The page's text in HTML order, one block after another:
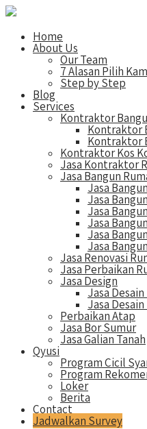
Home
About Us
Our Team
7 Alasan Pilih
Step by Step
Blog
Services
Kontraktor
Kontraktor
Kontraktor
Kontraktor Kos
Jasa Kontraktor
Jasa Bangun
Jasa
Jasa
Jasa
Jasa
Jasa
Jasa
Jasa Renovasi
Jasa Perbaikan
Jasa Design
Jasa
Jasa
Perbaikan Atap
Jasa Bor Sumur
Jasa Galian Tanah
Qyusi
Program Cicil
Program
Loker
Berita
Contact
Jadwalkan Survey